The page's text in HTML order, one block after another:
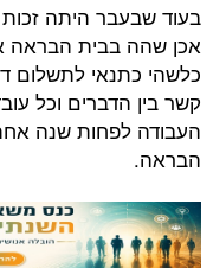
בעוד שבעבר היתה זכות
אכן שהה בבית הבראה
כלשהי כתנאי לתשלום
קשר בין הדברים וכל
העבודה לפחות שנה
הבראה.